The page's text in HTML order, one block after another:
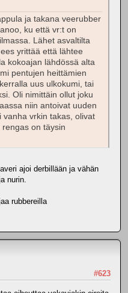
ja takana veerubber
ku että vr:t on
Lähet asvaltilta
yrittää että lähtee
kokoajan lähdössä alta
pentujen heittämien
uus ulkokumi, tai
Oli nimittäin ollut joku
niin antoivat uuden
vanha vrkin takas, olivat
on täysin
ajoi derbillään ja vähän
nurin.
rubbereilla
#623